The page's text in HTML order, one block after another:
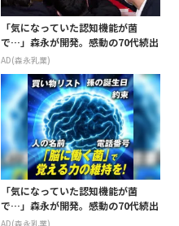
「気になっていた認知機能が菌
で…」森永が開発。感動の70代続出
AD(森永乳業)
「気になっていた認知機能が菌
で…」森永が開発。感動の70代続出
AD(森永乳業)